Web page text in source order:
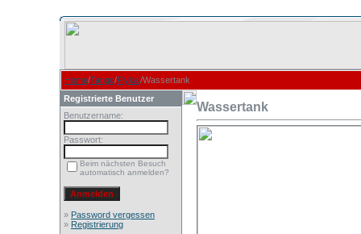
Home/Tango/Flykai/Wassertank
Registrierte Benutzer
Benutzername:
Passwort:
Beim nächsten Besuch
automatisch anmelden?
» Password vergessen
» Registrierung
Wassertank